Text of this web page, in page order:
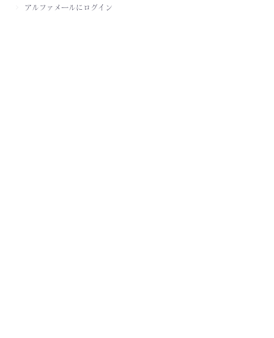
アルファメールにログイン